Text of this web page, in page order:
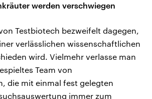
werden verschwiegen
Testbiotech bezweifelt dagegen,
verlässlichen wissenschaftlichen
wird. Vielmehr verlasse man
Team von
die mit einmal fest gelegten
immer zum